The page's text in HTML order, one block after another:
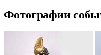
Фотографии